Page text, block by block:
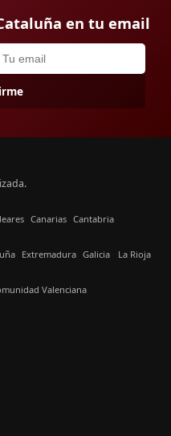
en tu email
Canarias Cantabria
Extremadura Galicia La Rioja
Valenciana